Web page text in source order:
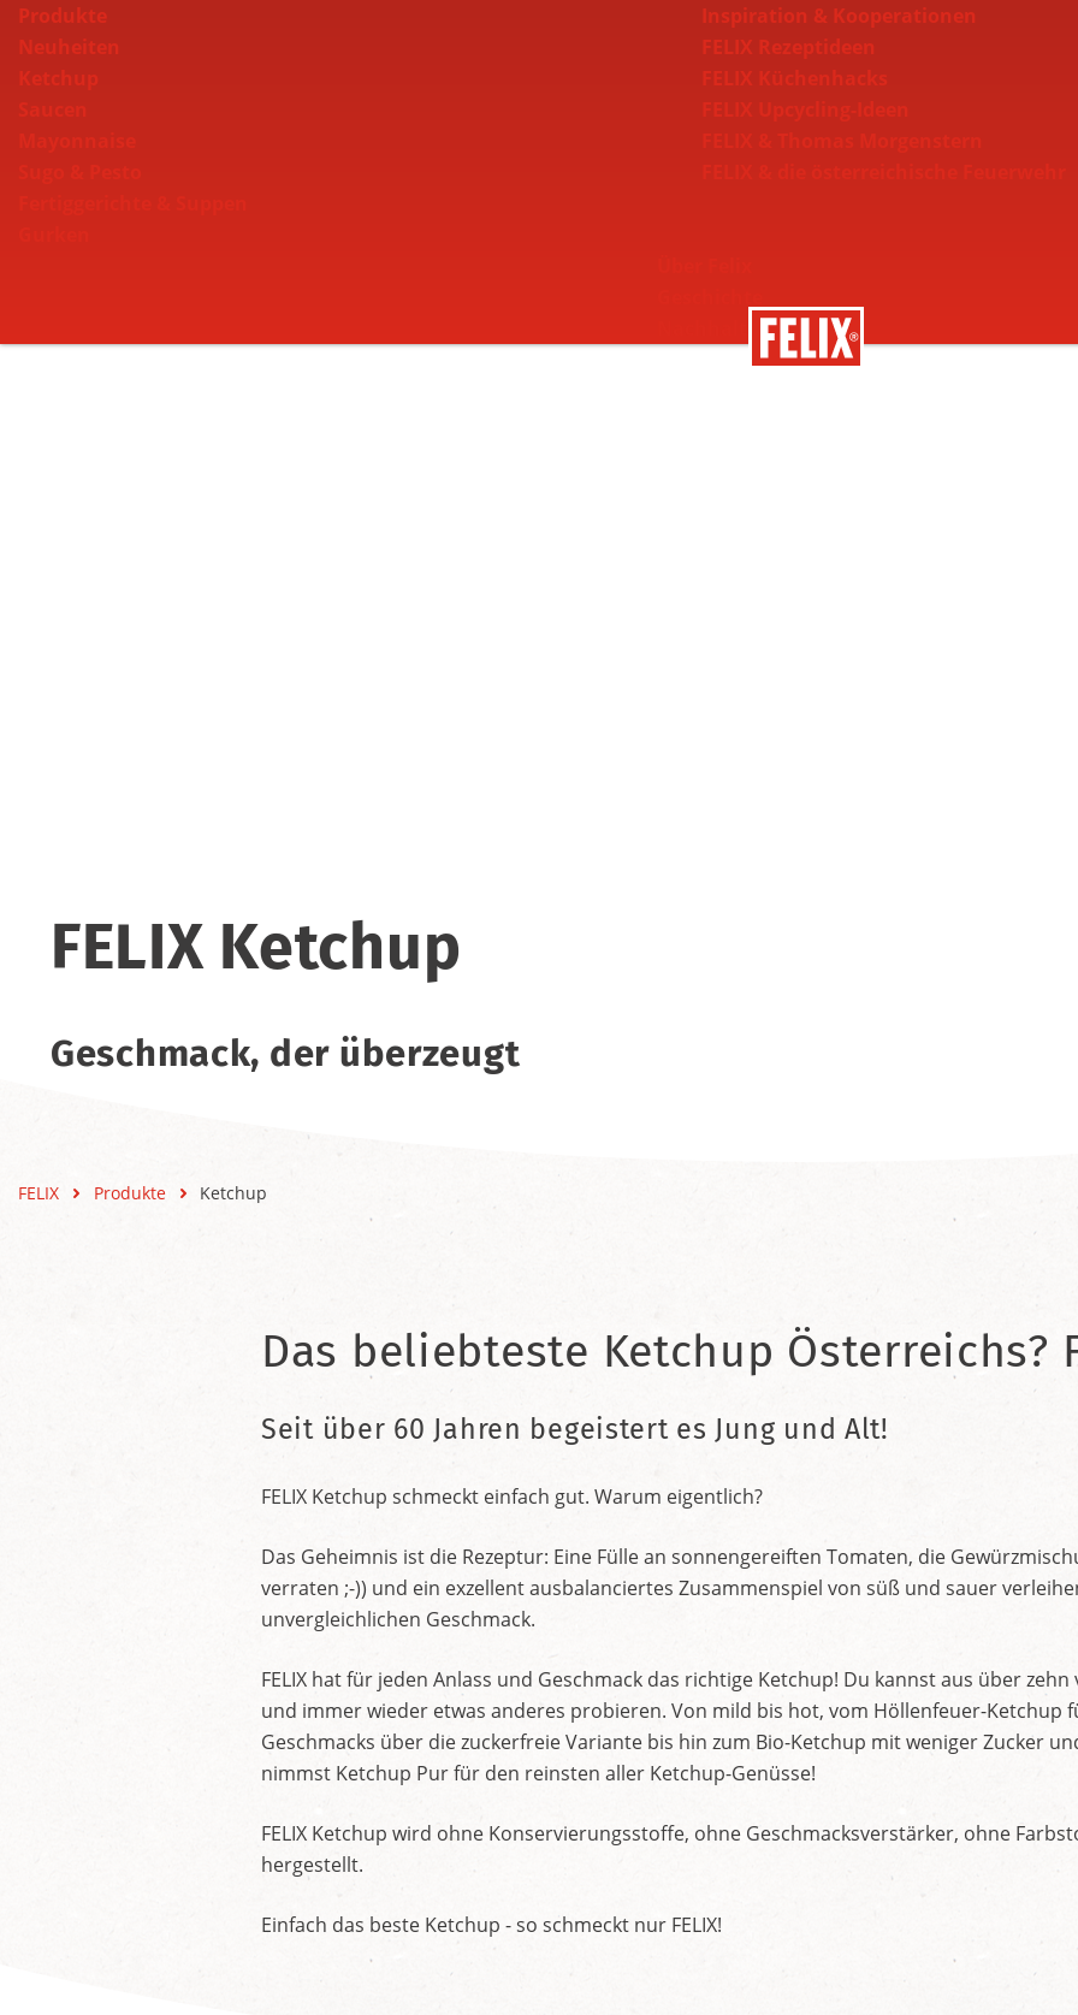
Produkte
Neuheiten
Ketchup
Saucen
Inspiration & Kooperationen
FELIX Rezeptideen
FELIX Küchenhacks
FELIX Upcycling-Ideen
Nachhaltigkeit
FELIX Ketchup
Geschmack, der überzeugt
FELIX Produkte Ketchup
Das beliebteste Ketchup Österreichs?
Seit über 60 Jahren begeistert es Jung und Alt!
FELIX Ketchup schmeckt einfach gut. Warum eigentlich?
Das Geheimnis ist die Rezeptur: Eine Fülle an sonnengereiften Tomaten, die
verraten ;-)) und ein exzellent ausbalanciertes Zusammenspiel von süß und sauer
unvergleichlichen Geschmack.
FELIX hat für jeden Anlass und Geschmack das richtige Ketchup! Du kannst aus über
und immer wieder etwas anderes probieren. Von mild bis hot, vom Höllenfeuer-Ketchup
Geschmacks über die zuckerfreie Variante bis hin zum Bio-Ketchup mit weniger Zucker
nimmst Ketchup Pur für den reinsten aller Ketchup-Genüsse!
FELIX Ketchup wird ohne Konservierungsstoffe, ohne Geschmacksverstärker, ohne
hergestellt.
Einfach das beste Ketchup - so schmeckt nur FELIX!